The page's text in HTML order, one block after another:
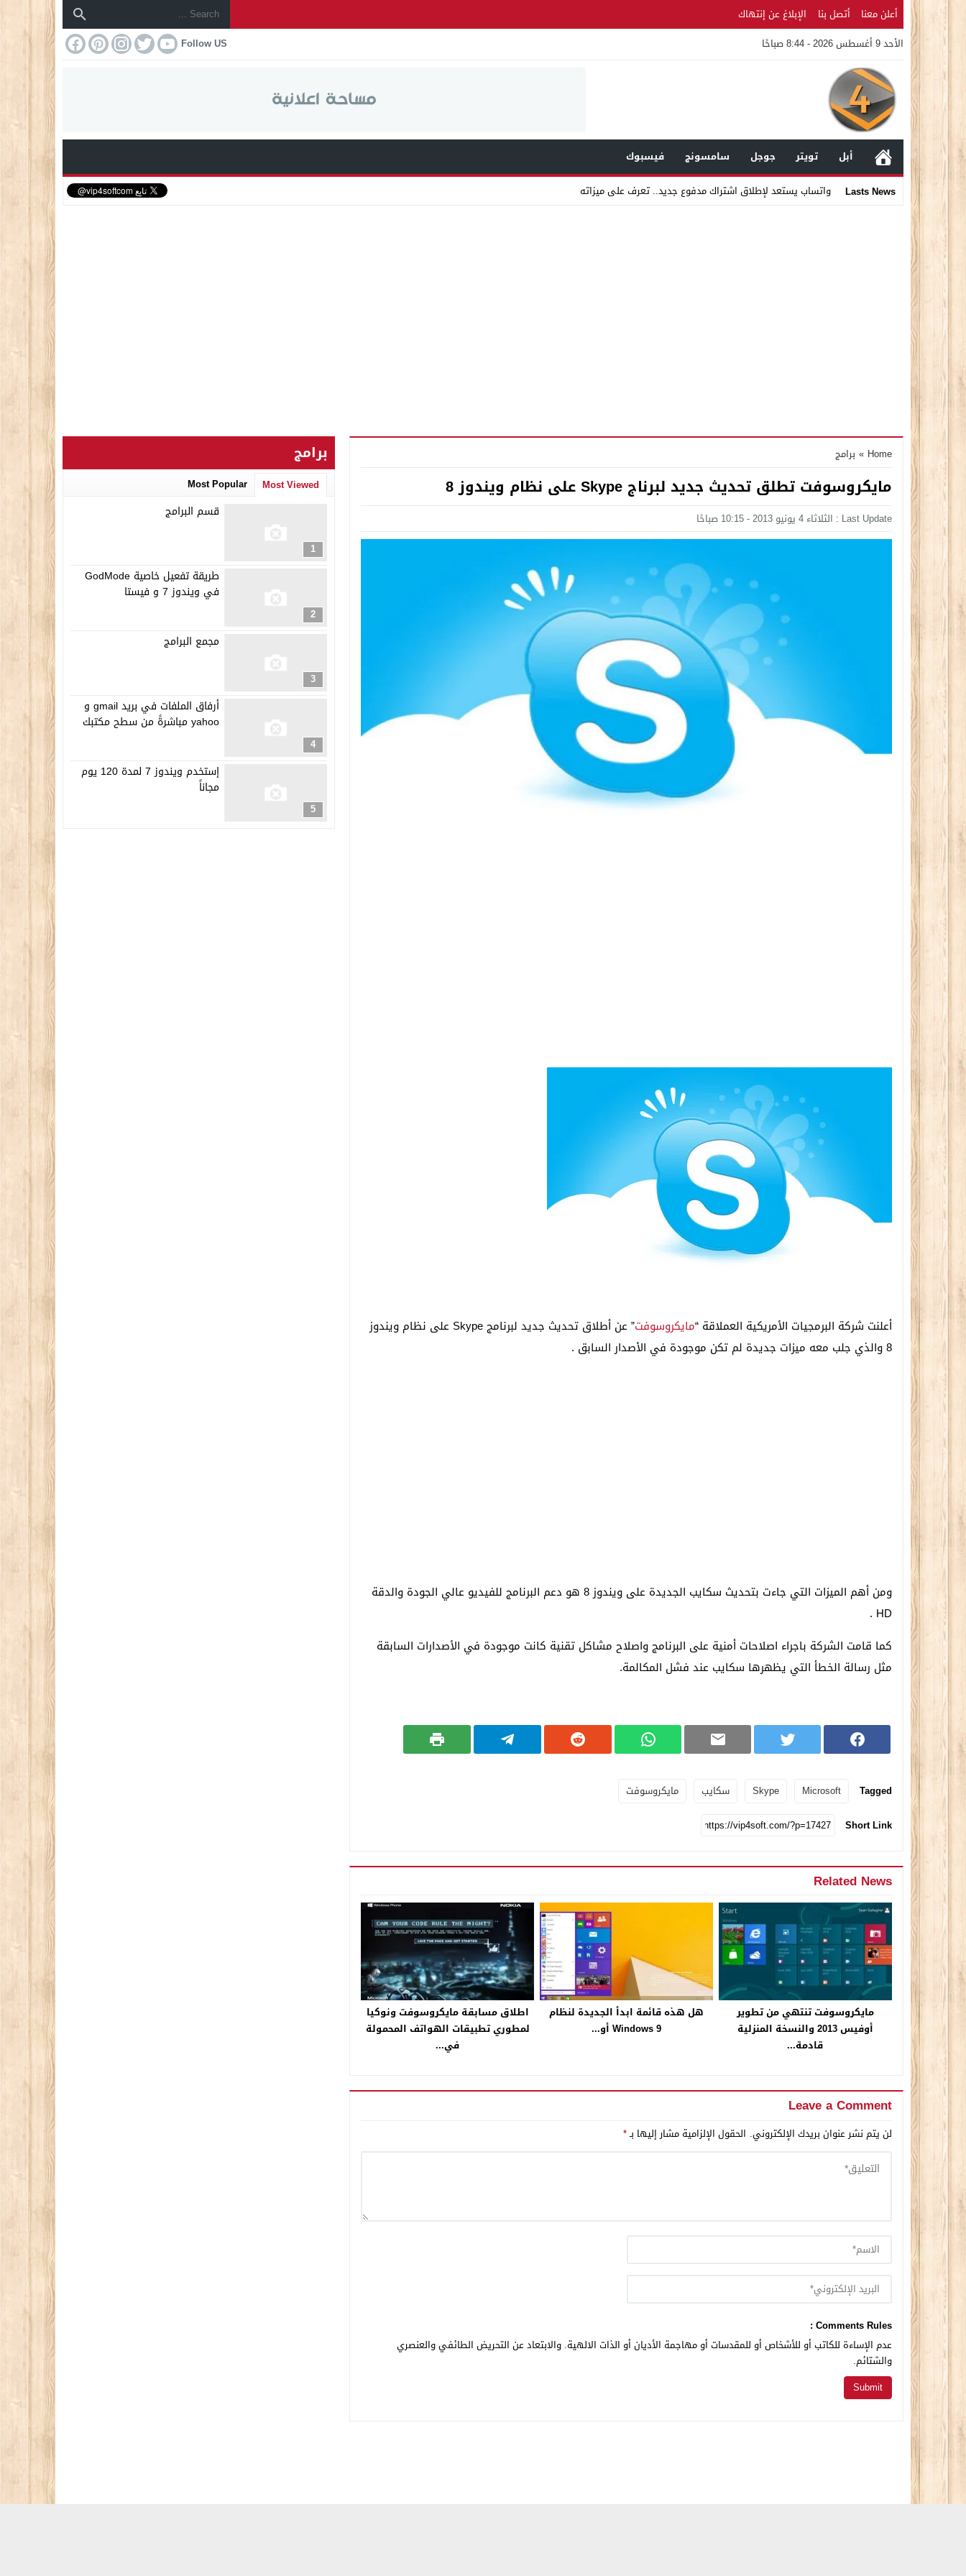
أعلن معنا أتصل بنا
الإبلاغ عن إنتهاك
الأحد 9 أغسطس 2026 - 8:44 صباحًا
Follow US
أبل تويتر جوجل سامسونج
فيسبوك
Lasts News
واتساب يستعد لإطلاق اشتراك مدفوع جديد.. تعرف على ميزاته
Home
» برامج
مايكروسوفت تطلق تحديث جديد لبرناج Skype على نظام ويندوز 8
Last Update : الثلاثاء 4 يونيو 2013 - 10:15 صباحًا
أعلنت شركة البرمجيات الأمريكية العملاقة “مايكروسوفت
” عن أطلاق تحديث جديد لبرنامج Skype على نظام ويندوز
8 والذي جلب معه ميزات جديدة لم تكن موجودة في الأصدار السابق .
ومن أهم الميزات التي جاءت بتحديث سكايب الجديدة على ويندوز 8 هو دعم البرنامج للفيديو عالي الجودة والدقة
HD .
كما قامت الشركة باجراء اصلاحات أمنية على البرنامج واصلاح مشاكل تقنية كانت موجودة في الأصدارات السابقة
مثل رسالة الخطأ التي يظهرها سكايب عند فشل المكالمة.
Tagged
Microsoft
Skype سكايب
مايكروسوفت
Short Link
Related News
مايكروسوفت تنتهي من تطوير
أوفيس 2013 والنسخة المنزلية
قادمة...
هل هذه قائمة ابدأ الجديدة لنظام
Windows 9 أو...
اطلاق مسابقة مايكروسوفت ونوكيا
لمطوري تطبيقات الهواتف المحمولة
في...
Leave a Comment
لن يتم نشر عنوان بريدك الإلكتروني. الحقول الإلزامية مشار إليها بـ*
Comments Rules :
عدم الإساءة للكاتب أو للأشخاص أو للمقدسات أو مهاجمة الأديان أو الذات الالهية. والابتعاد عن التحريض الطائفي والعنصري
والشتائم.
برامج
Most Viewed
Most Popular
1
قسم البرامج
2
طريقة تفعيل خاصية GodMode
في ويندوز 7 و فيستا
3
مجمع البرامج
4
أرفاق الملفات في بريد gmail و
yahoo مباشرةً من سطح مكتبك
5
إستخدم ويندوز 7 لمدة 120 يوم
مجاناً